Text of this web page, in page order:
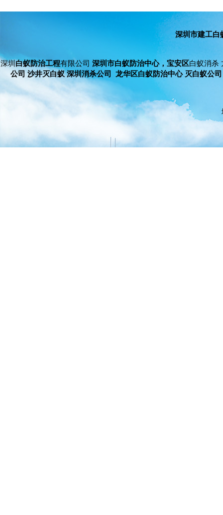
深圳市建工白
深圳白蚁防治工程有限公司 深圳市白蚁防治中心，宝安区白蚁消杀
公司 沙井灭白蚁 深圳消杀公司 龙华区白蚁防治中心 灭白蚁公